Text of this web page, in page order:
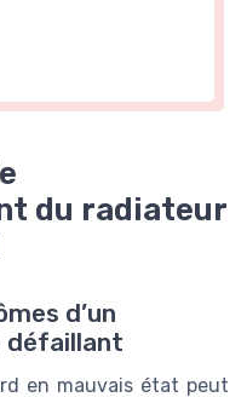
du radiateur
d’un
défaillant
en mauvais état peut